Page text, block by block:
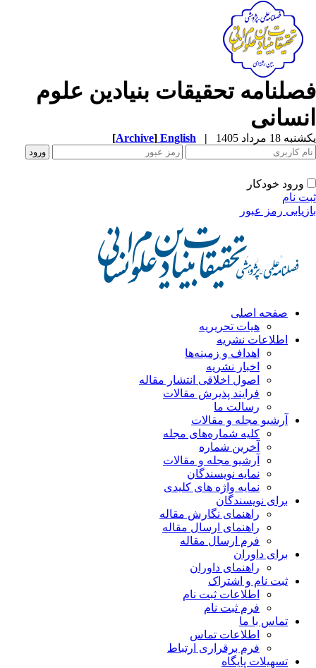
تحقیقات بنیادین علوم
18 مرداد 1405 |
English
[Archive]
ورود خودکار
نام
رمز عبور
صفحه اصلی
هیات تحریریه
اطلاعات نشریه
اهداف و زمینه‌ها
اخبار نشریه
اصول اخلاقی انتشار مقاله
فرایند پذیرش مقالات
رسالت ما
آرشیو مجله و مقالات
کلیه شماره‌های مجله
آخرین شماره
آرشیو مجله و مقالات
نمایه نویسندگان
نمایه واژه های کلیدی
برای نویسندگان
راهنمای نگارش مقاله
راهنمای ارسال مقاله
فرم ارسال مقاله
برای داوران
راهنمای داوران
ثبت نام و اشتراک
اطلاعات ثبت نام
فرم ثبت نام
تماس با ما
اطلاعات تماس
فرم برقراری ارتباط
تسهیلات پایگاه